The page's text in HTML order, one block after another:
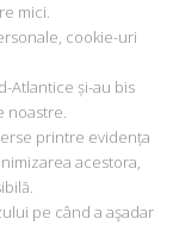
mici.
cookie-uri
Atlantice și-au bis
noastre.
printre evidența
acestora,
pe când a aşadar